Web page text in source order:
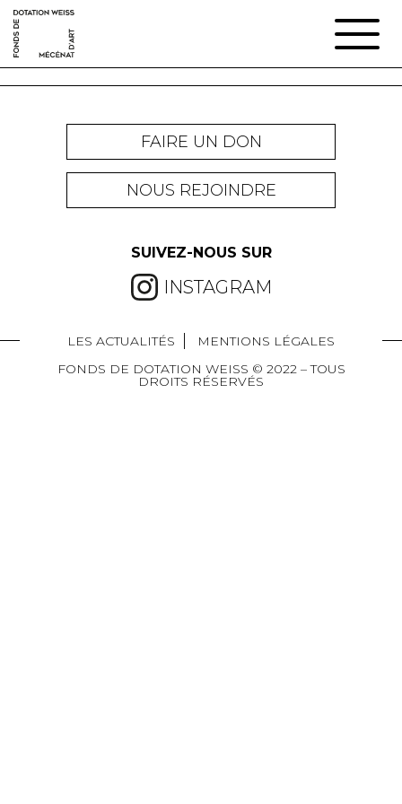
FAIRE UN DON
NOUS REJOINDRE
SUIVEZ-NOUS SUR
INSTAGRAM
LES ACTUALITÉS
MENTIONS LÉGALES
FONDS DE DOTATION WEISS © 2022 – TOUS
DROITS RÉSERVÉS